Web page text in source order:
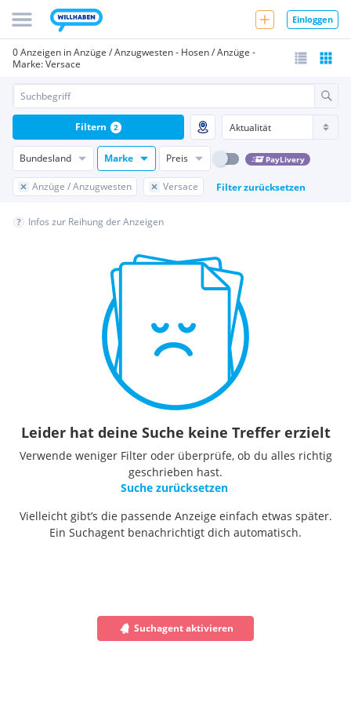
Einloggen
0 Anzeigen in Anzüge / Anzugwesten - Hosen / Anzüge -
Marke: Versace
Bundesland Marke Preis PayLivery
Anzüge / Anzugwesten Versace Filter zurücksetzen
Filtern 2
Infos zur Reihung der Anzeigen
Leider hat deine Suche keine Treffer erzielt
Verwende weniger Filter oder überprüfe, ob du alles richtig
geschrieben hast.
Suche zurücksetzen
Vielleicht gibt’s die passende Anzeige einfach etwas später.
Ein Suchagent benachrichtigt dich automatisch.
Suchagent aktivieren